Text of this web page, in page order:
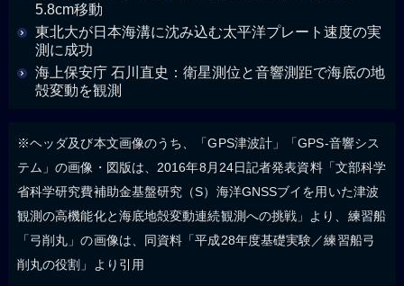
5.8cm移動
東北大が日本海溝に沈み込む太平洋プレート速度の実
測に成功
海上保安庁 石川直史：衛星測位と音響測距で海底の地
殻変動を観測
※ヘッダ及び本文画像のうち、「GPS津波計」「GPS-音響シス
テム」の画像・図版は、2016年8月24日記者発表資料「文部科学
省科学研究費補助金基盤研究（S）海洋GNSSブイを用いた津波
観測の高機能化と海底地殻変動連続観測への挑戦」より、練習船
「弓削丸」の画像は、同資料「平成28年度基礎実験／練習船弓
削丸の役割」より引用